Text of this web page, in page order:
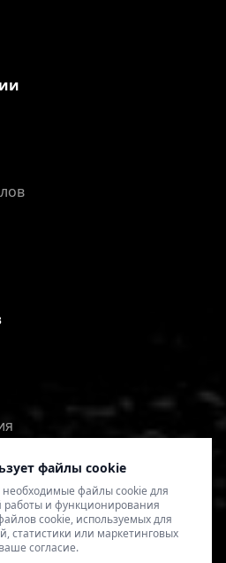
файлы cookie
необходимые файлы cookie для
работы и функционирования
cookie, используемых для
статистики или маркетинговых
согласие.